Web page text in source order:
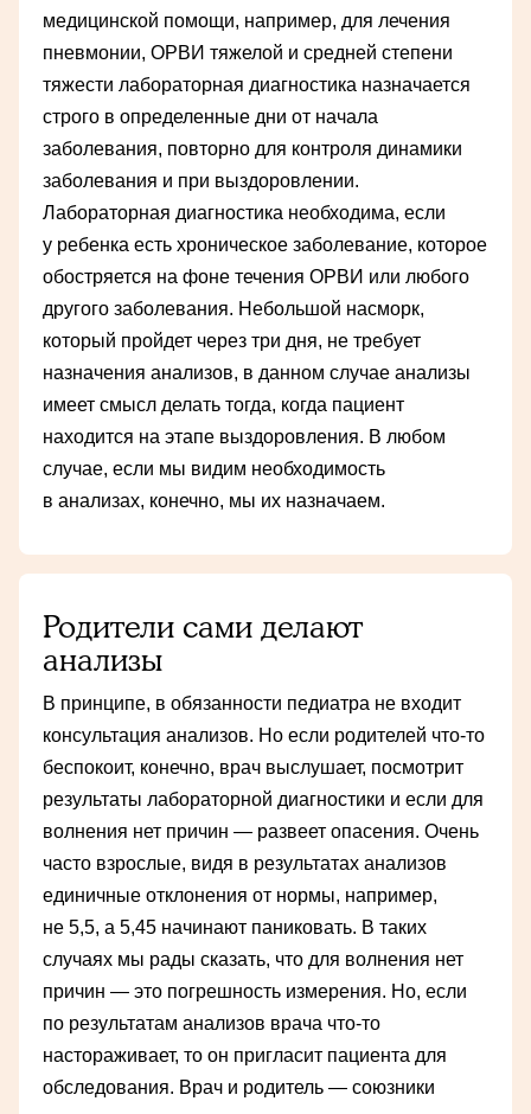
медицинской помощи, например, для лечения
пневмонии, ОРВИ тяжелой и средней степени
тяжести лабораторная диагностика назначается
строго в определенные дни от начала
заболевания, повторно для контроля динамики
заболевания и при выздоровлении.
Лабораторная диагностика необходима, если
у ребенка есть хроническое заболевание, которое
обостряется на фоне течения ОРВИ или любого
другого заболевания. Небольшой насморк,
который пройдет через три дня, не требует
назначения анализов, в данном случае анализы
имеет смысл делать тогда, когда пациент
находится на этапе выздоровления. В любом
случае, если мы видим необходимость
в анализах, конечно, мы их назначаем.
Родители сами делают
анализы
В принципе, в обязанности педиатра не входит
консультация анализов. Но если родителей что-то
беспокоит, конечно, врач выслушает, посмотрит
результаты лабораторной диагностики и если для
волнения нет причин — развеет опасения. Очень
часто взрослые, видя в результатах анализов
единичные отклонения от нормы, например,
не 5,5, а 5,45 начинают паниковать. В таких
случаях мы рады сказать, что для волнения нет
причин — это погрешность измерения. Но, если
по результатам анализов врача что-то
настораживает, то он пригласит пациента для
обследования. Врач и родитель — союзники